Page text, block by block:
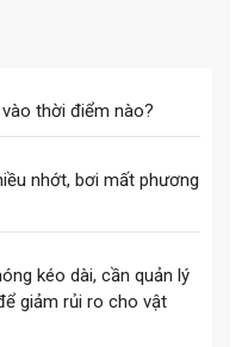
thời điểm nào?
nhớt, bơi mất phương
kéo dài, cần quản lý
giảm rủi ro cho vật